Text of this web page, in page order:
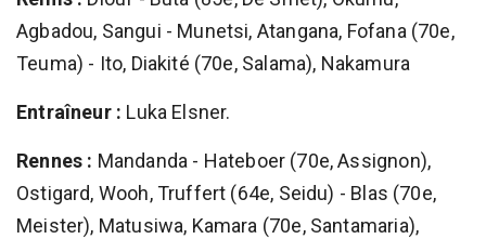
Agbadou, Sangui - Munetsi, Atangana, Fofana (70e,
Teuma) - Ito, Diakité (70e, Salama), Nakamura
Entraîneur : Luka Elsner.
Rennes : Mandanda - Hateboer (70e, Assignon),
Ostigard, Wooh, Truffert (64e, Seidu) - Blas (70e,
Meister), Matusiwa, Kamara (70e, Santamaria),